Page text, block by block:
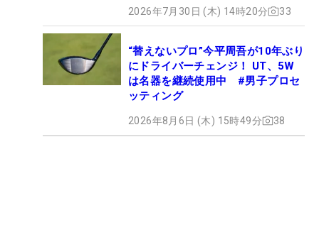
2026年7月30日 (木) 14時20分 33
“替えないプロ”今平周吾が10年ぶり
にドライバーチェンジ！ UT、5W
は名器を継続使用中 #男子プロセ
ッティング
2026年8月6日 (木) 15時49分 38